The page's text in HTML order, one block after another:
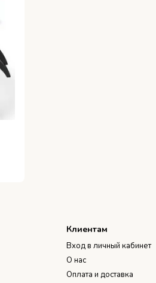
Клиентам
Вход в личный кабинет
О нас
Оплата и доставка